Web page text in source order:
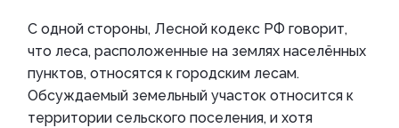
С одной стороны, Лесной кодекс РФ говорит,
что леса, расположенные на землях населённых
пунктов, относятся к городским лесам.
Обсуждаемый земельный участок относится к
территории сельского поселения, и хотя